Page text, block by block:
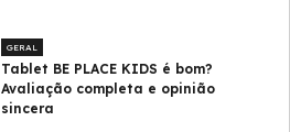
GERAL
Tablet BE PLACE KIDS é bom?
Avaliação completa e opinião
sincera